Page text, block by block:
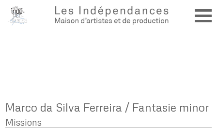
Marco da Silva Ferreira / Fantasie minor
Missions